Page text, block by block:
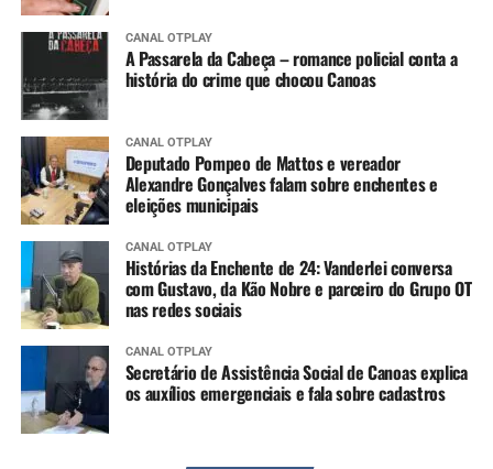
CANAL OTPLAY
A Passarela da Cabeça – romance policial conta a
história do crime que chocou Canoas
CANAL OTPLAY
Deputado Pompeo de Mattos e vereador
Alexandre Gonçalves falam sobre enchentes e
eleições municipais
CANAL OTPLAY
Histórias da Enchente de 24: Vanderlei conversa
com Gustavo, da Kão Nobre e parceiro do Grupo OT
nas redes sociais
CANAL OTPLAY
Secretário de Assistência Social de Canoas explica
os auxílios emergenciais e fala sobre cadastros